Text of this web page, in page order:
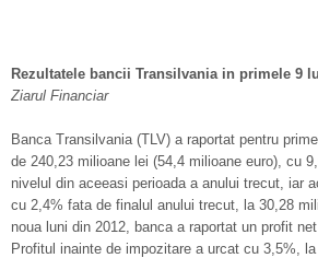
Rezultatele bancii Transilvania in primele 9
Ziarul Financiar
Banca Transilvania (TLV) a raportat pentru
de 240,23 milioane lei (54,4 milioane euro), cu
nivelul din aceeasi perioada a anului trecut, iar
cu 2,4% fata de finalul anului trecut, la 30,28
noua luni din 2012, banca a raportat un profit
Profitul inainte de impozitare a urcat cu 3,5%,